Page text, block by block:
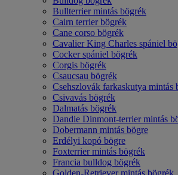
Bullterrier mintás bögrék
Cairn terrier bögrék
Cane corso bögrék
Cavalier King Charles spániel
Cocker spániel bögrék
Corgis bögrék
Csaucsau bögrék
Csehszlovák farkaskutya mintás
Csivavás bögrék
Dalmatás bögrék
Dandie Dinmont-terrier mintás
Dobermann mintás bögre
Erdélyi kopó bögre
Foxterrier mintás bögrék
Francia bulldog bögrék
Golden-Retriever mintás bögrék